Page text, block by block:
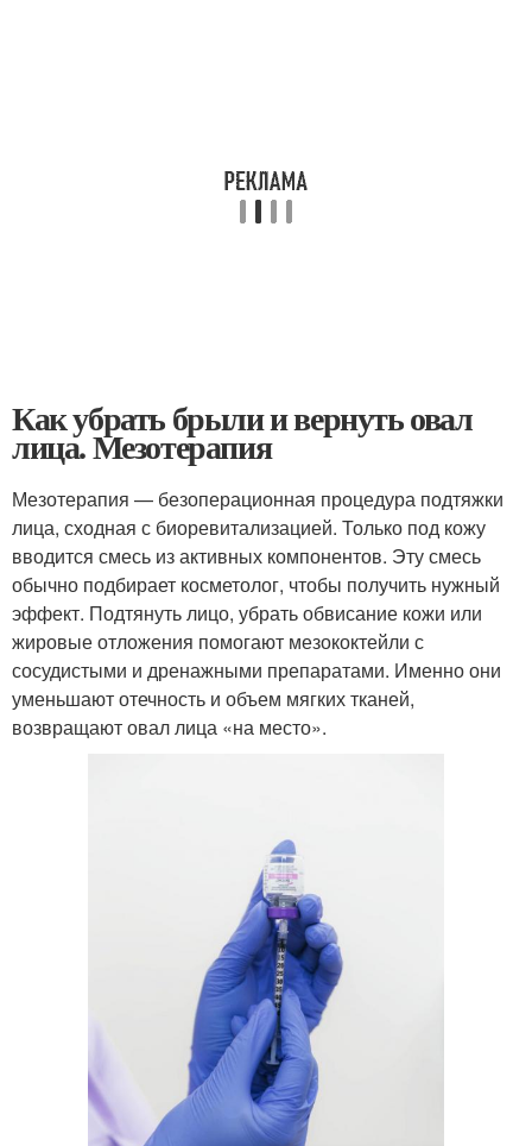
Как убрать брыли и вернуть овал
лица. Мезотерапия
Мезотерапия — безоперационная процедура подтяжки
лица, сходная с биоревитализацией. Только под кожу
вводится смесь из активных компонентов. Эту смесь
обычно подбирает косметолог, чтобы получить нужный
эффект. Подтянуть лицо, убрать обвисание кожи или
жировые отложения помогают мезококтейли с
сосудистыми и дренажными препаратами. Именно они
уменьшают отечность и объем мягких тканей,
возвращают овал лица «на место».